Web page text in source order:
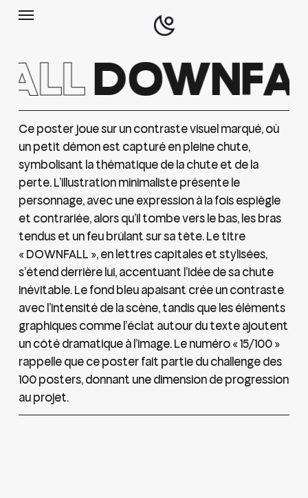
Skip
content
Menu
Ce poster joue sur un contraste visuel marqué, où
un petit démon est capturé en pleine chute,
symbolisant la thématique de la chute et de la
perte. L’illustration minimaliste présente le
personnage, avec une expression à la fois espiègle
et contrariée, alors qu’il tombe vers le bas, les bras
tendus et un feu brûlant sur sa tête. Le titre
« DOWNFALL », en lettres capitales et stylisées,
s’étend derrière lui, accentuant l’idée de sa chute
inévitable. Le fond bleu apaisant crée un contraste
avec l’intensité de la scène, tandis que les éléments
graphiques comme l’éclat autour du texte ajoutent
un côté dramatique à l’image. Le numéro « 15/100 »
rappelle que ce poster fait partie du challenge des
100 posters, donnant une dimension de progression
au projet.